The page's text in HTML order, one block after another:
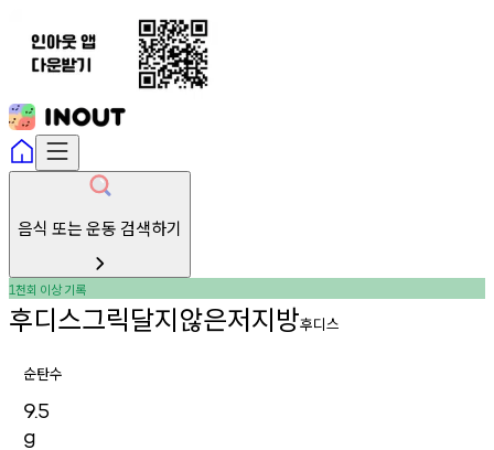
음식 또는 운동 검색하기
1천회 이상기록
후디스그릭달지않은저지방후디스
순탄수
9.5
g